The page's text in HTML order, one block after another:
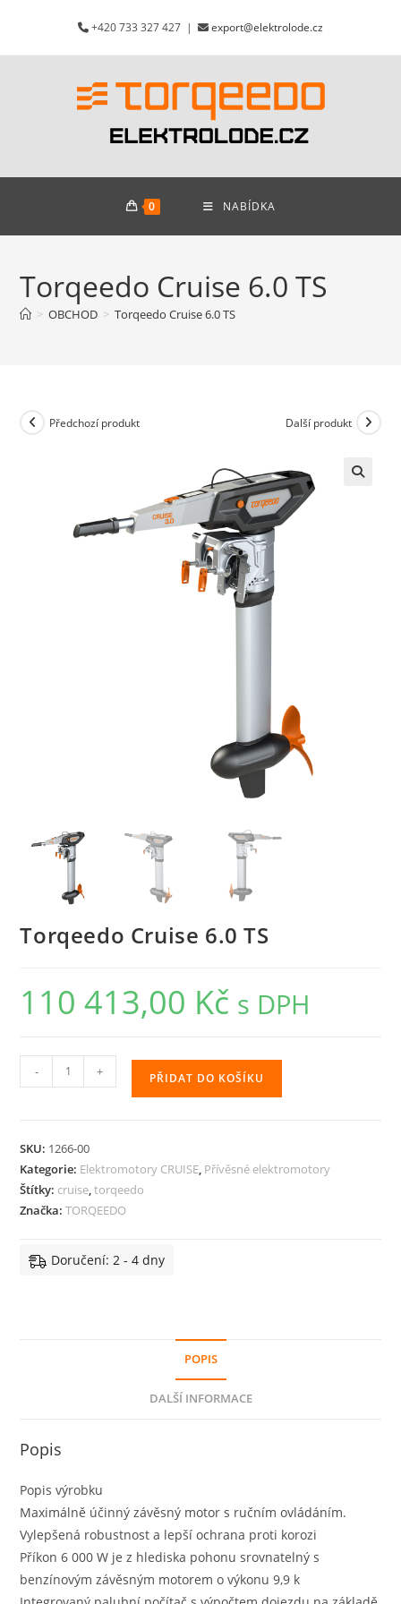
obsahu
+420 733 327 427 | export@elektrolode.cz
0 NABÍDKA
Torqeedo Cruise 6.0 TS
> OBCHOD > Torqeedo Cruise 6.0 TS
Předchozí produkt Další produkt
Torqeedo Cruise 6.0 TS
110 413,00 Kč s DPH
Torqeedo
Cruise
množství
- + PŘIDAT DO KOŠÍKU
SKU: 1266-00
Kategorie: Elektromotory CRUISE, Přívěsné elektromotory
Štítky: cruise,torqeedo
Značka:TORQEEDO
Doručení: 2 - 4 dny
POPIS
DALŠÍ INFORMACE
Popis
Popis výrobku
Maximálně účinný závěsný motor s ručním ovládáním.
Vylepšená robustnost a lepší ochrana proti korozi
Příkon 6 000 W je z hlediska pohonu srovnatelný s
benzínovým závěsným motorem o výkonu 9,9 k